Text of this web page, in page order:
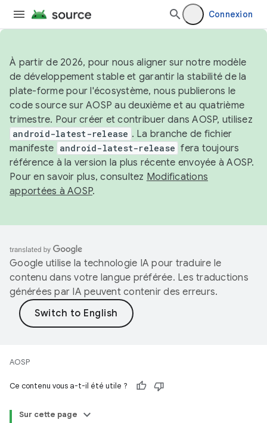
Connexion
À partir de 2026, pour nous aligner sur notre modèle
de développement stable et garantir la stabilité de la
plate-forme pour l'écosystème, nous publierons le
code source sur AOSP au deuxième et au quatrième
trimestre. Pour créer et contribuer dans AOSP, utilisez
android-latest-release . La branche de fichier
manifeste android-latest-release fera toujours
référence à la version la plus récente envoyée à AOSP.
Pour en savoir plus, consultez Modifications
apportées à AOSP.
Google utilise la technologie IA pour traduire le
contenu dans votre langue préférée. Les traductions
générées par IA peuvent contenir des erreurs.
AOSP
Ce contenu vous a-t-il été utile ?
Sur cette page